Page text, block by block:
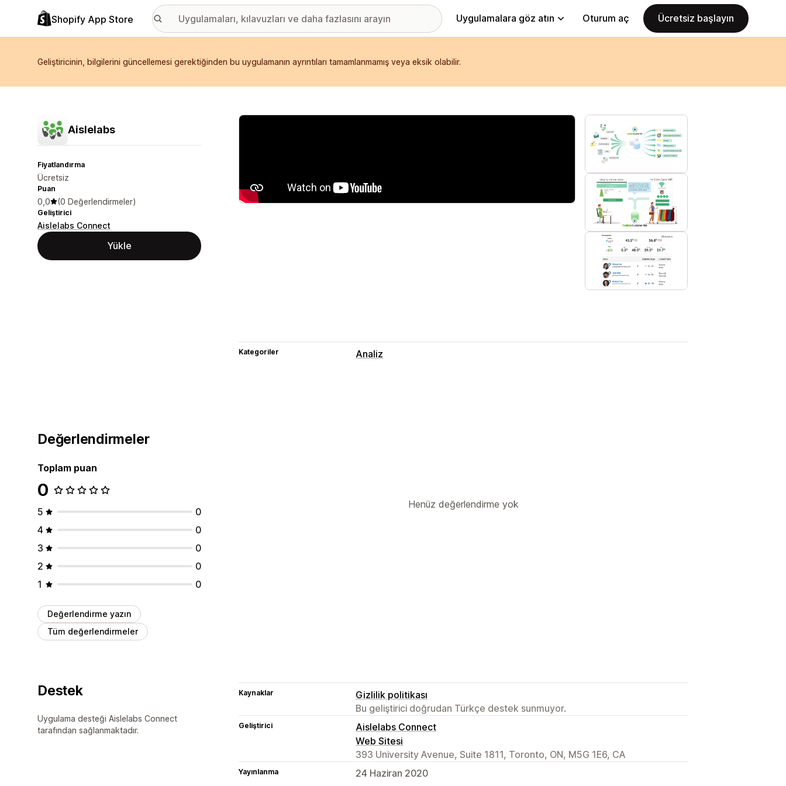
Shopify App Store Uygulamalara göz atın Oturum aç Ücretsiz başlayın
Geliştiricinin, bilgilerini güncellemesi gerektiğinden bu uygulamanın ayrıntıları tamamlanmamış veya eksik olabilir.
Aislelabs
Fiyatlandırma
Ücretsiz
Puan
0,0 (0 Değerlendirmeler)
Geliştirici
Aislelabs Connect
Yükle
Öne çıkan görsel galerisi
Kategoriler Analiz
Değerlendirmeler
Toplam puan
0
5
0
4
0
3
0
2
0
1
0
Değerlendirme yazın
Tüm değerlendirmeler
Henüz değerlendirme yok
Destek
Uygulama desteği Aislelabs Connect
tarafından sağlanmaktadır.
Kaynaklar
Gizlilik politikası
Bu geliştirici doğrudan Türkçe destek sunmuyor.
Geliştirici
Aislelabs Connect
Web Sitesi
393 University Avenue, Suite 1811, Toronto, ON, M5G 1E6, CA
Yayınlanma 24 Haziran 2020